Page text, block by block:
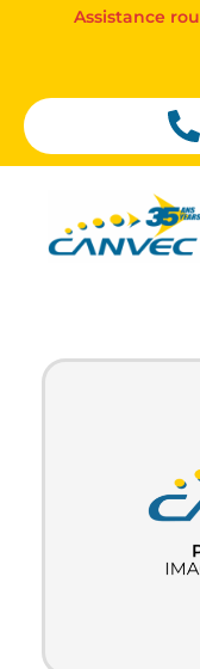
Assistance